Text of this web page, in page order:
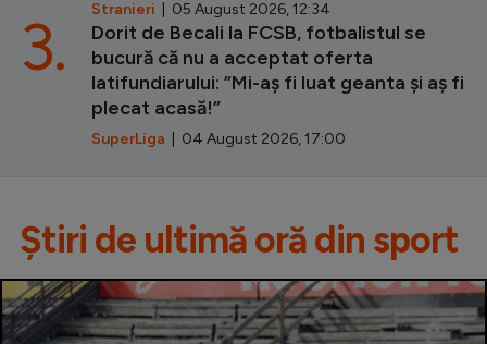
Stranieri | 05 August 2026, 12:34
Dorit de Becali la FCSB, fotbalistul se
bucură că nu a acceptat oferta
latifundiarului: ”Mi-aș fi luat geanta și aș fi
plecat acasă!”
SuperLiga | 04 August 2026, 17:00
3.
Știri de ultimă oră din sport